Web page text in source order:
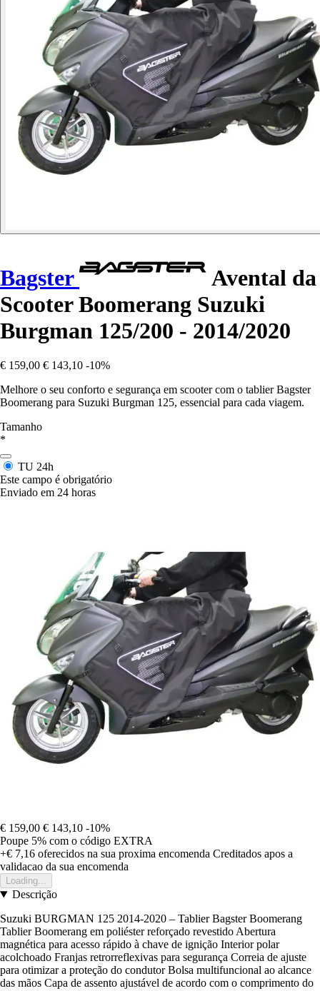
Bagster
Avental da
Scooter Boomerang Suzuki
Burgman 125/200 - 2014/2020
€ 159,00 € 143,10 -10%
Melhore o seu conforto e segurança em scooter com o tablier Bagster
Boomerang para Suzuki Burgman 125, essencial para cada viagem.
Tamanho
*
TU 24h
Este campo é obrigatório
Enviado em 24 horas
€ 159,00 € 143,10 -10%
Poupe 5% com o código EXTRA
+€ 7,16 oferecidos na sua proxima encomenda Creditados apos a
validacao da sua encomenda
Loading...
Descrição
Suzuki BURGMAN 125 2014-2020 – Tablier Bagster Boomerang
Tablier Boomerang em poliéster reforçado revestido Abertura
magnética para acesso rápido à chave de ignição Interior polar
acolchoado Franjas retrorreflexivas para segurança Correia de ajuste
para otimizar a proteção do condutor Bolsa multifuncional ao alcance
das mãos Capa de assento ajustável de acordo com o comprimento do